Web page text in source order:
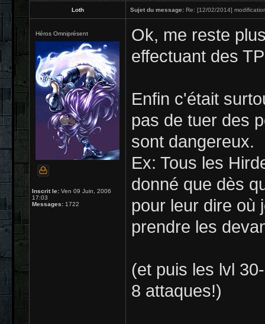
Loth Sujet du message: Re: [12/02/2014]
Héros Omniprésent
Inscrit le: Ven 09 Juin, 2006
17:03
Messages: 1722
Ok, me reste
effectuant des
Enfin c'était
pas de tuer des
sont dangereux.
Ex: Tous les
donné que dès
pour leur dire où
prendre les
(et puis les lvl
8 attaques!)